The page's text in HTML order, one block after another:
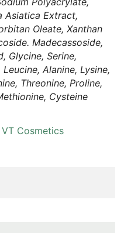
Asiatica Extract,
Oleate, Xanthan
Madecassoside,
Glycine, Serine,
Alanine, Lysine,
Threonine, Proline,
Cysteine
VT Cosmetics